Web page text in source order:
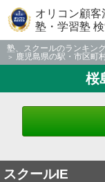
オリコン顧
塾・学習塾
塾、スクールのランキン
鹿児島県の駅・市区町
桜
スクールIE